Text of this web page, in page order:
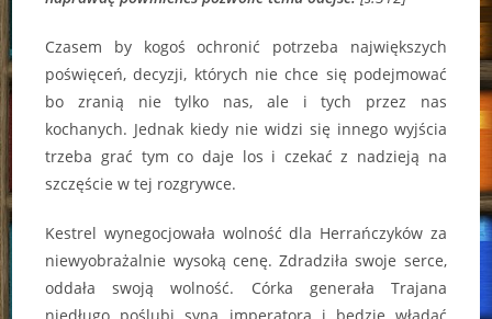
Czasem by kogoś ochronić potrzeba największych
poświęceń, decyzji, których nie chce się podejmować
bo zranią nie tylko nas, ale i tych przez nas
kochanych. Jednak kiedy nie widzi się innego wyjścia
trzeba grać tym co daje los i czekać z nadzieją na
szczęście w tej rozgrywce.
Kestrel wynegocjowała wolność dla Herrańczyków za
niewyobrażalnie wysoką cenę. Zdradziła swoje serce,
oddała swoją wolność. Córka generała Trajana